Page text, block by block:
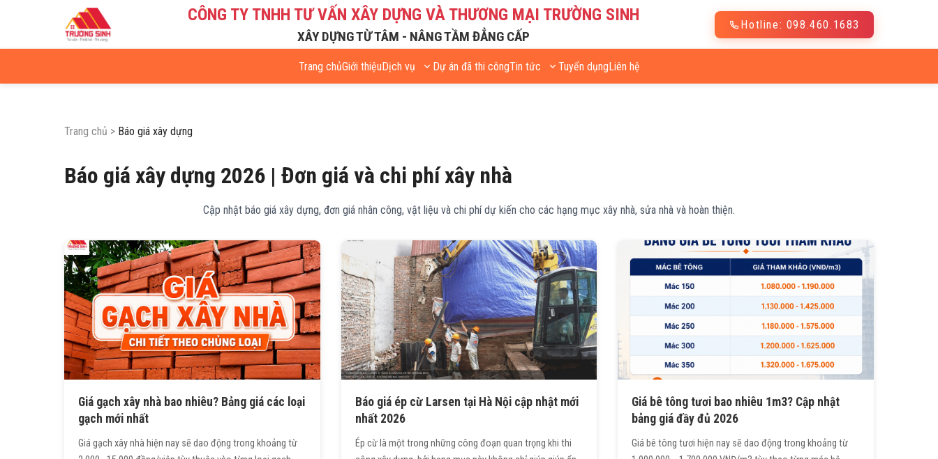
CÔNG TY TNHH TƯ VẤN XÂY DỰNG VÀ THƯƠNG MẠI TRƯỜNG SINH
XÂY DỰNG TỪ TÂM - NÂNG TẦM ĐẲNG CẤP
Hotline: 098.460.1683
Trang chủGiới thiệuDịch vụ Dự án đã thi côngTin tức Tuyển dụngLiên hệ
Trang chủ > Báo giá xây dựng
Báo giá xây dựng 2026 | Đơn giá và chi phí xây nhà
Cập nhật báo giá xây dựng, đơn giá nhân công, vật liệu và chi phí dự kiến cho các hạng mục xây nhà, sửa nhà và hoàn thiện.
Giá gạch xây nhà bao nhiêu? Bảng giá các loại
gạch mới nhất
Giá gạch xây nhà hiện nay sẽ dao động trong khoảng từ
Báo giá ép cừ Larsen tại Hà Nội cập nhật mới
nhất 2026
Ép cừ là một trong những công đoạn quan trọng khi thi
Giá bê tông tươi bao nhiêu 1m3? Cập nhật
bảng giá đầy đủ 2026
Giá bê tông tươi hiện nay sẽ dao động trong khoảng từ